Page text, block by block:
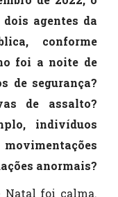
agentes da
conforme
foi a noite de
de segurança?
de assalto?
indivíduos
anormais?
Natal foi calma.